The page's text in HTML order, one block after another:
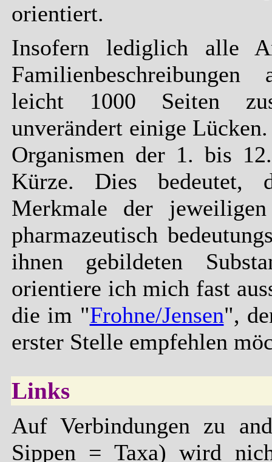
orientiert.
Insofern lediglich alle
leicht 1000 Seiten
unverändert einige
Organismen der 1. bis
Kürze. Dies bedeutet,
Merkmale der
pharmazeutisch
ihnen gebildeten
orientiere ich mich fast
die im "Frohne/Jensen",
erster Stelle empfehlen
Links
Auf Verbindungen zu
Sippen = Taxa) wird